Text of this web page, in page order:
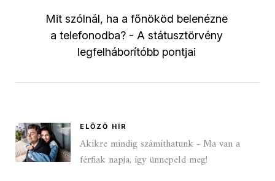
Mit szólnál, ha a főnököd belenézne
a telefonodba? - A státusztörvény
legfelháborítóbb pontjai
ELŐZŐ HÍR
Akikre mindig számíthatunk - Ma van a
férfiak napja, így ünnepeld meg!